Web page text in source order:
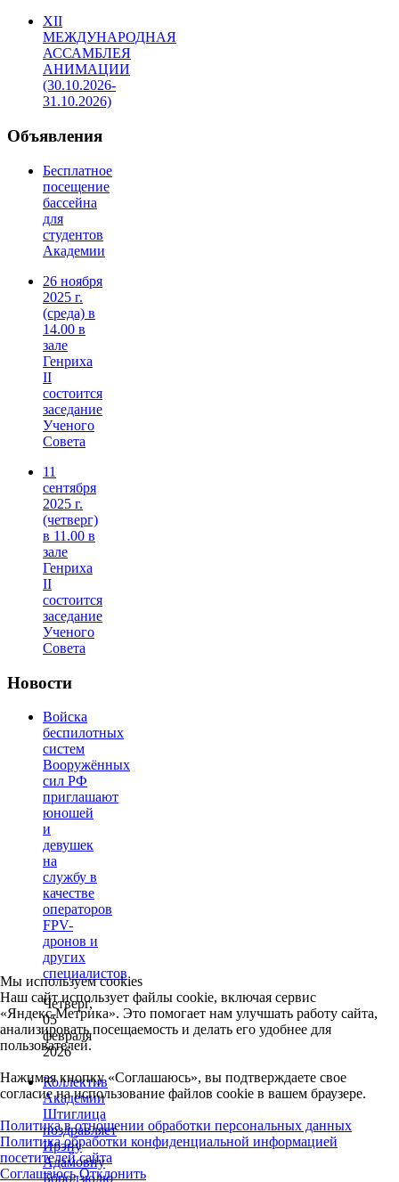
XII
МЕЖДУНАРОДНАЯ
АССАМБЛЕЯ
АНИМАЦИИ
(30.10.2026-
31.10.2026)
Объявления
Бесплатное
посещение
бассейна
для
студентов
Академии
26 ноября
2025 г.
(среда) в
14.00 в
зале
Генриха
II
состоится
заседание
Ученого
Совета
11
сентября
2025 г.
(четверг)
в 11.00 в
зале
Генриха
II
состоится
заседание
Ученого
Совета
Новости
Войска
беспилотных
систем
Вооружённых
сил РФ
приглашают
юношей
и
девушек
на
службу в
качестве
операторов
FPV-
дронов и
других
специалистов
Четверг,
05
февраля
2026
Коллектив
Академии
Штиглица
поздравляет
Ирэну
Адамовну
Бородзюлю
Мы используем cookies
Наш сайт использует файлы cookie, включая сервис
«Яндекс.Метрика». Это помогает нам улучшать работу сайта,
анализировать посещаемость и делать его удобнее для
пользователей.
Нажимая кнопку «Соглашаюсь», вы подтверждаете свое
согласие на использование файлов cookie в вашем браузере.
Политика в отношении обработки персональных данных
Политика обработки конфиденциальной информацией
посетителей сайта
Соглашаюсь Отклонить